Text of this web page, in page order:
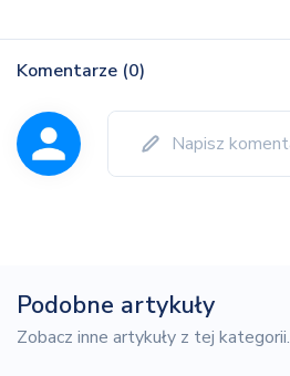
Komentarze (0)
Podobne artykuły
Zobacz inne artykuły z tej kategorii.